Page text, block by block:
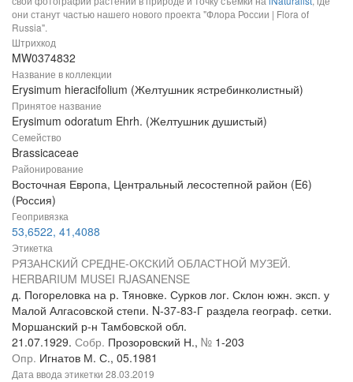
они станут частью нашего нового проекта "Флора России | Flora of
Russia".
Штрихкод
MW0374832
Название в коллекции
Erysimum hieracifolium (Желтушник ястребинколистный)
Принятое название
Erysimum odoratum Ehrh. (Желтушник душистый)
Семейство
Brassicaceae
Районирование
Восточная Европа, Центральный лесостепной район (E6)
(Россия)
Геопривязка
53,6522, 41,4088
Этикетка
РЯЗАНСКИЙ СРЕДНЕ-ОКСКИЙ ОБЛАСТНОЙ МУЗЕЙ.
HERBARIUM MUSEI RJASANENSE
д. Погореловка на р. Тяновке. Сурков лог. Склон южн. эксп. у
Малой Алгасовской степи. N-37-83-Г раздела географ. сетки.
Моршанский р-н Тамбовской обл.
21.07.1929. Собр. Прозоровский Н., № 1-203
Опр. Игнатов М. С., 05.1981
Дата ввода этикетки 28.03.2019